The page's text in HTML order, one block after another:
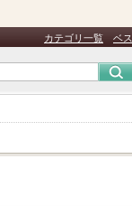
カテゴリ一覧 ベ